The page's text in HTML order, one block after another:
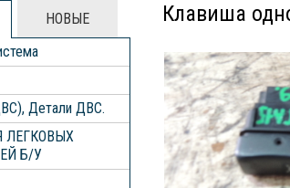
НОВЫЕ
Детали ДВС.
ЛЕГКОВЫХ
Б/У
Клавиша